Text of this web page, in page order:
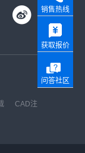
CAD注
销售热线
获取报价
问答社区